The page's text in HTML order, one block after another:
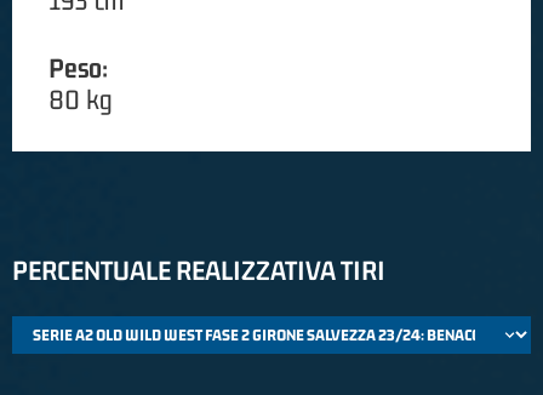
Peso:
80 kg
PERCENTUALE REALIZZATIVA TIRI